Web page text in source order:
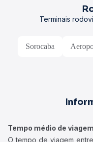
Terminais
Sorocaba
Tempo médio de viagem
O tempo de viagem